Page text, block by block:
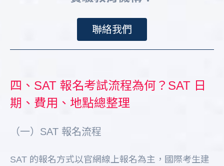
聯絡我們
四、SAT 報名考試流程為何？SAT 日
期、費用、地點總整理
（一）SAT 報名流程
SAT 的報名方式以官網線上報名為主，國際考生建